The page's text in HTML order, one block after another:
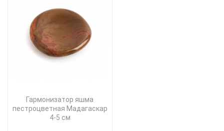
Гармонизатор яшма
пестроцветная Мадагаскар
4-5 см